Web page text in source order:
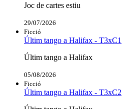
Joc de cartes estiu
29/07/2026
Ficció
Últim tango a Halifax - T3xC1
Últim tango a Halifax
05/08/2026
Ficció
Últim tango a Halifax - T3xC2